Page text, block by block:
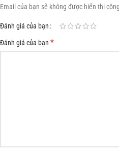
Email của bạn sẽ không được hiển thị
Đánh giá của bạn
Đánh giá của bạn *